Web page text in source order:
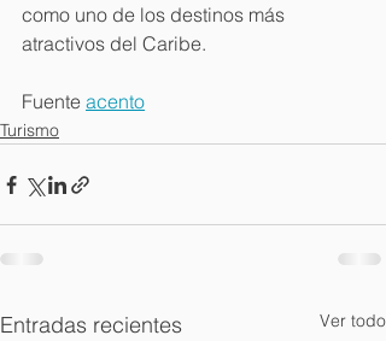
como uno de los destinos más
atractivos del Caribe.
Fuente acento
Turismo
Entradas recientes Ver todo